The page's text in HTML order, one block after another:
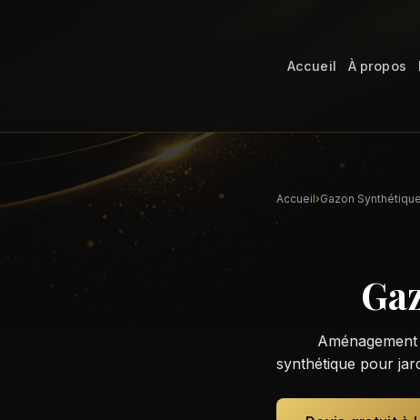
Accueil À propos
Accueil›Gazon Synthétique
synthétique pour